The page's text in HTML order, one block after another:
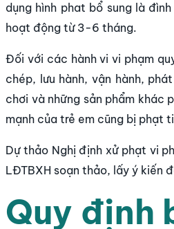
dụng hình phat bổ sung là
hoạt động từ 3-6 tháng.
Đối với các hành vi vi phạm
chép, lưu hành, vận hành,
chơi và những sản phẩm khác
mạnh của trẻ em cũng bị phạt
Dự thảo Nghị định xử phạt vi
LĐTBXH soạn thảo, lấy ý kiến
Quy định